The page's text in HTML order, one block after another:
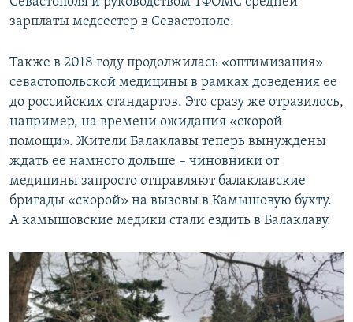
зарплаты медсестер в Севастополе.
Также в 2018 году продолжилась «оптимизация»
севастопольской медицины в рамках доведения ее
до российских стандартов. Это сразу же отразилось,
например, на времени ожидания «скорой
помощи». Жители Балаклавы теперь вынуждены
ждать ее намного дольше – чиновники от
медицины запросто отправляют балаклавские
бригады «скорой» на вызовы в Камышовую бухту.
А камышовские медики стали ездить в Балаклаву.